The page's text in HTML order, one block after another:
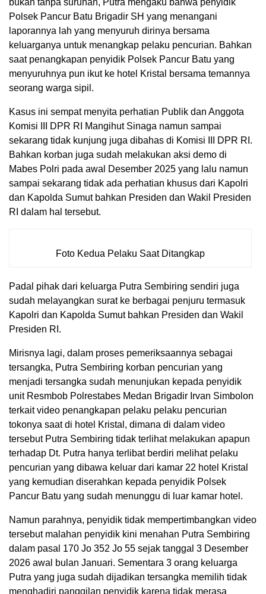
Polsek Pancur Batu Brigadir SH yang menangani
laporannya lah yang menyuruh dirinya bersama
keluarganya untuk menangkap pelaku pencurian. Bahkan
saat penangkapan penyidik Polsek Pancur Batu yang
menyuruhnya pun ikut ke hotel Kristal bersama temannya
seorang warga sipil.
Kasus ini sempat menyita perhatian Publik dan Anggota
Komisi III DPR RI Mangihut Sinaga namun sampai
sekarang tidak kunjung juga dibahas di Komisi III DPR RI.
Bahkan korban juga sudah melakukan aksi demo di
Mabes Polri pada awal Desember 2025 yang lalu namun
sampai sekarang tidak ada perhatian khusus dari Kapolri
dan Kapolda Sumut bahkan Presiden dan Wakil Presiden
RI dalam hal tersebut.
Foto Kedua Pelaku Saat Ditangkap
Padal pihak dari keluarga Putra Sembiring sendiri juga
sudah melayangkan surat ke berbagai penjuru termasuk
Kapolri dan Kapolda Sumut bahkan Presiden dan Wakil
Presiden RI.
Mirisnya lagi, dalam proses pemeriksaannya sebagai
tersangka, Putra Sembiring korban pencurian yang
menjadi tersangka sudah menunjukan kepada penyidik
unit Resmbob Polrestabes Medan Brigadir Irvan Simbolon
terkait video penangkapan pelaku pelaku pencurian
tokonya saat di hotel Kristal, dimana di dalam video
tersebut Putra Sembiring tidak terlihat melakukan apapun
terhadap Dt. Putra hanya terlibat berdiri melihat pelaku
pencurian yang dibawa keluar dari kamar 22 hotel Kristal
yang kemudian diserahkan kepada penyidik Polsek
Pancur Batu yang sudah menunggu di luar kamar hotel.
Namun parahnya, penyidik tidak mempertimbangkan video
tersebut malahan penyidik kini menahan Putra Sembiring
dalam pasal 170 Jo 352 Jo 55 sejak tanggal 3 Desember
2026 awal bulan Januari. Sementara 3 orang keluarga
Putra yang juga sudah dijadikan tersangka memilih tidak
menghadiri panggilan penyidik karena tidak merasa